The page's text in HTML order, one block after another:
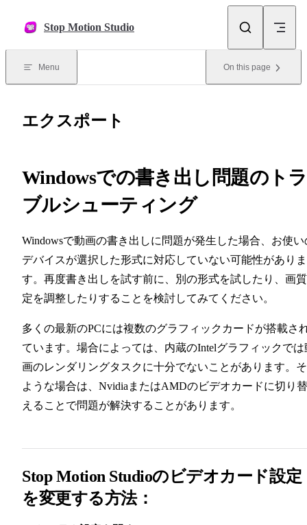
Stop Motion Studio
Menu On this page
エクスポート
Windowsでの書き出し問題のトラ
ブルシューティング
Windowsで動画の書き出しに問題が発生した場合、お使い
デバイスが選択した形式に対応していない可能性がありま
す。再度書き出しを試す前に、別の形式を試したり、画
定を調整したりすることを検討してみてください。
多くの最新のPCには複数のグラフィックカードが搭載さ
ています。場合によっては、内蔵のIntelグラフィックでは
画のレンダリングタスクに十分でないことがあります。
ような場合は、NvidiaまたはAMDのビデオカードに切り替
えることで問題が解決することがあります。
Stop Motion Studioのビデオカード設定
を変更する方法：